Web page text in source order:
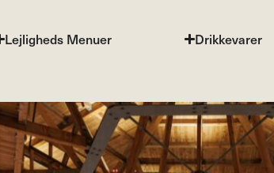
Lejligheds Menuer Drikkevarer